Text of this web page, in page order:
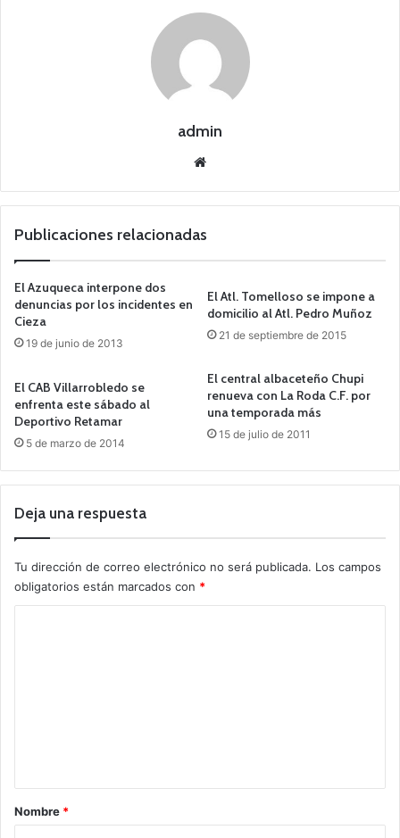
admin
we
Publicaciones relacionadas
El Azuqueca interpone dos
denuncias por los incidentes en
Cieza
19 de junio de 2013
El Atl. Tomelloso se impone a
domicilio al Atl. Pedro Muñoz
21 de septiembre de 2015
El CAB Villarrobledo se
enfrenta este sábado al
Deportivo Retamar
5 de marzo de 2014
El central albaceteño Chupi
renueva con La Roda C.F. por
una temporada más
15 de julio de 2011
Deja una respuesta
Tu dirección de correo electrónico no será publicada. Los campos
obligatorios están marcados con *
rNombre *